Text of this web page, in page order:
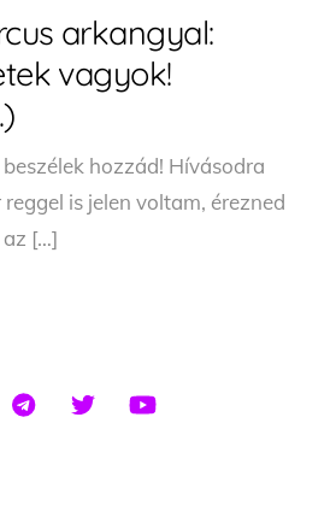
arkangyal:
vagyok!
hozzád! Hívásodra
is jelen voltam, érezned
az […]